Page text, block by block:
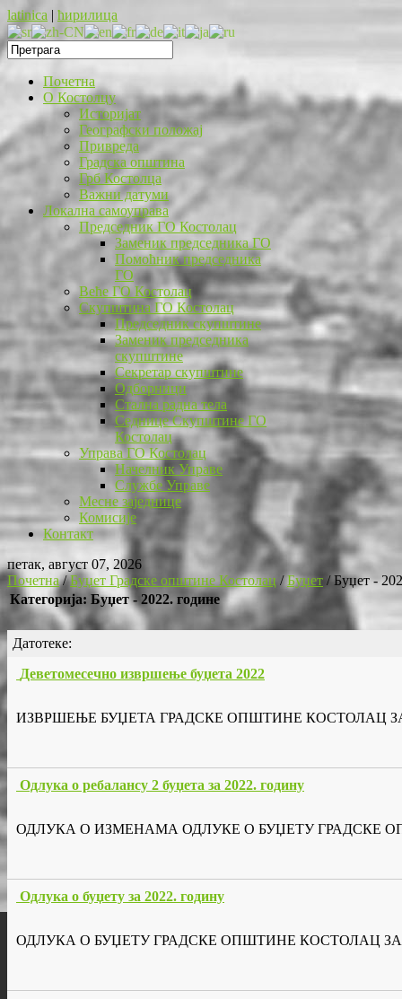
latinica | ћирилица
Почетна
O Костолцу
Историјат
Географски положај
Привреда
Градска општина
Грб Костолца
Важни датуми
Локална самоуправа
Председник ГО Костолац
Заменик председника ГО
Помоћник председника
ГО
Веће ГО Костолац
Скупштина ГО Костолац
Председник скупштине
Заменик председника
скупштине
Секретар скупштине
Одборници
Стална радна тела
Седнице Скупштине ГО
Костолац
Управа ГО Костолац
Начелник Управе
Службе Управе
Месне заједнице
Комисије
Контакт
петак, август 07, 2026
Почетна/Буџет Градске општине Костолац /Буџет /Буџет -
Категорија: Буџет - 2022. године
Датотеке:
Деветомесечно извршење буџета 2022
ИЗВРШЕЊЕ БУЏЕТА ГРАДСКЕ ОПШТИНЕ КОСТОЛАЦ ЗА
Одлука о ребалансу 2 буџета за 2022. годину
ОДЛУКА О ИЗМЕНАМА ОДЛУКЕ О БУЏЕТУ ГРАДСКЕ
Одлука о буџету за 2022. годину
ОДЛУКА О БУЏЕТУ ГРАДСКЕ ОПШТИНЕ КОСТОЛАЦ ЗА